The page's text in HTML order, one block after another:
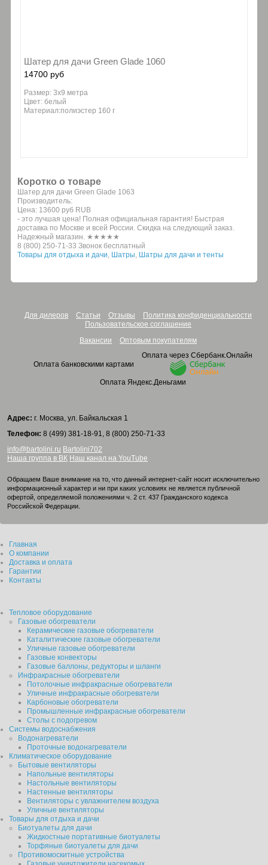
Шатер для дачи Green Glade 1060
14700 руб
Размер: 3х9 метра
Цвет: белый
Материал:полиэстер 160 г
Коротко о товаре
Шатер для дачи Green Glade 1063
Производитель:
Цена: 13600 руб RUB
- это лучшая цена! Полная официальная гарантия! Быстрая
доставка по Москве и всей России. Скидка на следующий заказ.
Надежный магазин. ★★★★★
8 (800) 250-71-33 Звонок бесплатный
Товары для отдыха и дачи, Шатры, Шатры для дачи и тенты
Для дилеров Статьи Отзывы
Политика конфиденциальности
Пользовательское соглашение
Вакансии
Оптовым покупателям
Оплата банковскими картами
Оплата через Сбербанк.Онлайн
Оплата Яндекс.Деньгами
Адрес: г. Москва, ул. Байкальская 1
Телефон: 8 (499) 381-18-91, 8 (800) 250-71-33
info@bartolini.ru Bartolini702
Наша группа в ВК Наш канал на YouTube
Обращаем Ваше внимание на то, что данный интернет-сайт носит исключительно
информационный характер и ни при каких условиях не является публичной
офертой, определяемой положениями ч. 2 ст. 437 Гражданского кодекса
Российской Федерации.
Главная
О компании
Доставка и оплата
Гарантии
Контакты
Тепловое оборудование
Газовые обогреватели
Керамические газовые обогреватели
Каталитические газовые обогреватели
Уличные газовые обогреватели
Газовые конвекторы
Газовые баллоны, редукторы и шланги
Инфракрасные обогреватели
Потолочные инфракрасные обогреватели
Уличные инфракрасные обогреватели
Карбоновые обогреватели
Промышленные инфракрасные обогреватели
Столы с подогревом
Системы водоснабжения
Водонагреватели
Проточные водонагреватели
Климатическое оборудование
Бытовые вентиляторы
Напольные вентиляторы
Настольные вентиляторы
Настенные вентиляторы
Вентиляторы с увлажнителем воздуха
Уличные вентиляторы
Товары для отдыха и дачи
Биотуалеты для дачи
Жидкостные портативные биотуалеты
Торфяные биотуалеты для дачи
Противомоскитные устройства